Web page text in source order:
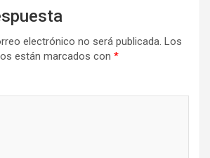
electrónico no será publicada. Los
están marcados con *